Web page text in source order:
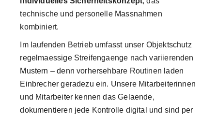
technische und personelle Massnahmen
kombiniert.
Im laufenden Betrieb umfasst unser Objektschutz
regelmaessige Streifengaenge nach variierenden
Mustern – denn vorhersehbare Routinen laden
Einbrecher geradezu ein. Unsere Mitarbeiterinnen
und Mitarbeiter kennen das Gelaende,
dokumentieren jede Kontrolle digital und sind per